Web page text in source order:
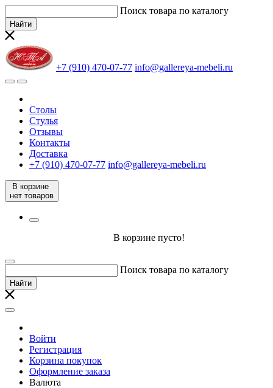
Поиск товара по каталогу
Найти
+7 (910) 470-07-77 info@gallereya-mebeli.ru
Столы
Стулья
Отзывы
Контакты
Доставка
+7 (910) 470-07-77 info@gallereya-mebeli.ru
В корзине
нет товаров
В корзине пусто!
Поиск товара по каталогу
Найти
Войти
Регистрация
Корзина покупок
Оформление заказа
Валюта